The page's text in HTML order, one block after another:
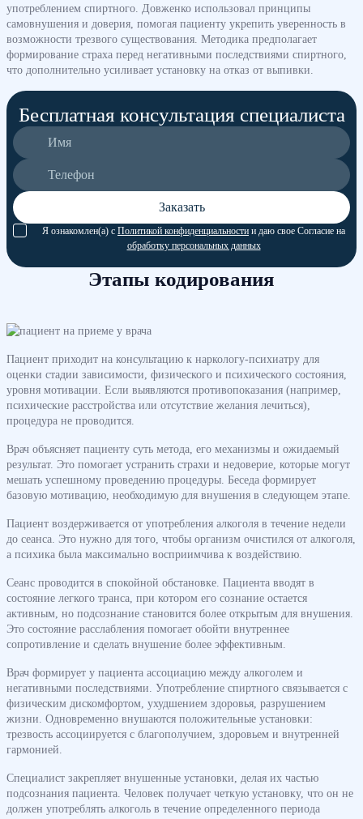
употреблением спиртного. Довженко использовал принципы
самовнушения и доверия, помогая пациенту укрепить уверенность в
возможности трезвого существования. Методика предполагает
формирование страха перед негативными последствиями спиртного,
что дополнительно усиливает установку на отказ от выпивки.
Бесплатная консультация специалиста
Заказать
Я ознакомлен(а) с Политикой конфиденциальности и даю свое Согласие на
обработку персональных данных
Этапы кодирования
Пациент приходит на консультацию к наркологу-психиатру для
оценки стадии зависимости, физического и психического состояния,
уровня мотивации. Если выявляются противопоказания (например,
психические расстройства или отсутствие желания лечиться),
процедура не проводится.
Врач объясняет пациенту суть метода, его механизмы и ожидаемый
результат. Это помогает устранить страхи и недоверие, которые могут
мешать успешному проведению процедуры. Беседа формирует
базовую мотивацию, необходимую для внушения в следующем этапе.
Пациент воздерживается от употребления алкоголя в течение недели
до сеанса. Это нужно для того, чтобы организм очистился от алкоголя,
а психика была максимально восприимчива к воздействию.
Сеанс проводится в спокойной обстановке. Пациента вводят в
состояние легкого транса, при котором его сознание остается
активным, но подсознание становится более открытым для внушения.
Это состояние расслабления помогает обойти внутреннее
сопротивление и сделать внушение более эффективным.
Врач формирует у пациента ассоциацию между алкоголем и
негативными последствиями. Употребление спиртного связывается с
физическим дискомфортом, ухудшением здоровья, разрушением
жизни. Одновременно внушаются положительные установки:
трезвость ассоциируется с благополучием, здоровьем и внутренней
гармонией.
Специалист закрепляет внушенные установки, делая их частью
подсознания пациента. Человек получает четкую установку, что он не
должен употреблять алкоголь в течение определенного периода